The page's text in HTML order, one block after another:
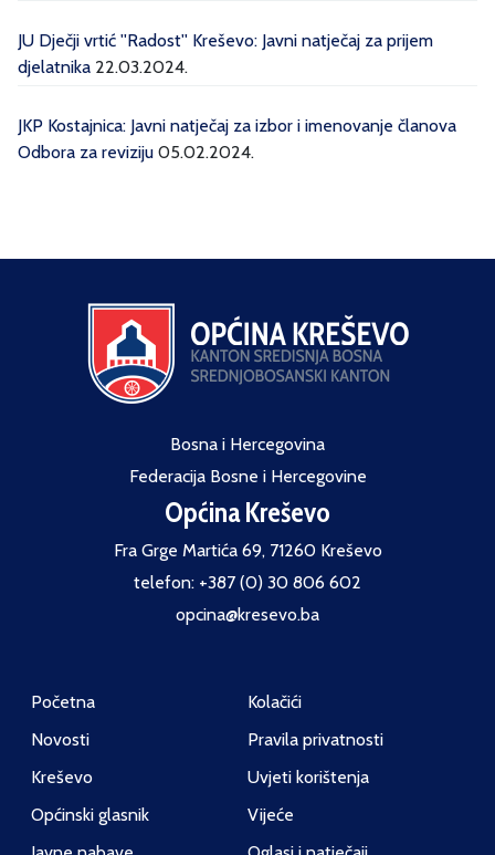
JU Dječji vrtić ''Radost'' Kreševo: Javni natječaj za prijem
djelatnika 22.03.2024.
JKP Kostajnica: Javni natječaj za izbor i imenovanje članova
Odbora za reviziju 05.02.2024.
Bosna i Hercegovina
Federacija Bosne i Hercegovine
Općina Kreševo
Fra Grge Martića 69, 71260 Kreševo
telefon: +387 (0) 30 806 602
opcina@kresevo.ba
Početna
Novosti
Kreševo
Općinski glasnik
Kolačići
Pravila privatnosti
Uvjeti korištenja
Vijeće